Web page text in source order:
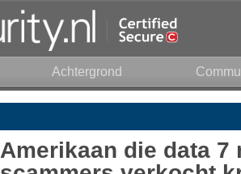
Achtergrond
Amerikaan die data 7